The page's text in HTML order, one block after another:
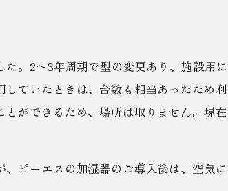
。2〜3年周期で型の変更あり、施設用
ていたときは、台数も相当あったため
ができるため、場所は取りません。現
ピーエスの加湿器のご導入後は、空気